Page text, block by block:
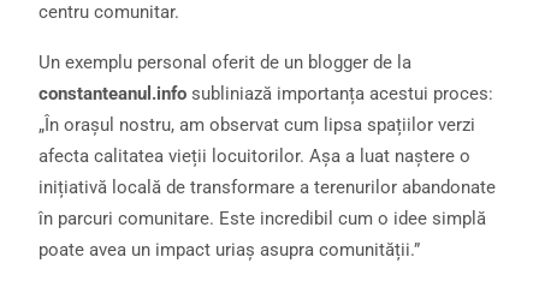
centru comunitar.
Un exemplu personal oferit de un blogger de la
constanteanul.info subliniază importanța acestui proces:
„În orașul nostru, am observat cum lipsa spațiilor verzi
afecta calitatea vieții locuitorilor. Așa a luat naștere o
inițiativă locală de transformare a terenurilor abandonate
în parcuri comunitare. Este incredibil cum o idee simplă
poate avea un impact uriaș asupra comunității.”